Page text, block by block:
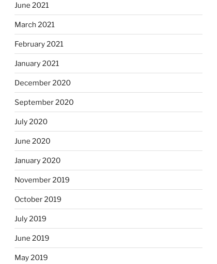
June 2021
March 2021
February 2021
January 2021
December 2020
September 2020
July 2020
June 2020
January 2020
November 2019
October 2019
July 2019
June 2019
May 2019